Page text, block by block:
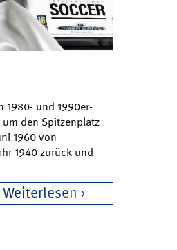
1980- und 1990er-
den Spitzenplatz
1960 von
1940 zurück und
Weiterlesen